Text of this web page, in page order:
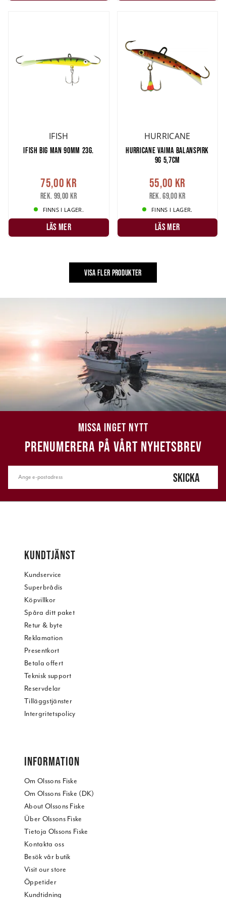
IFISH
IFISH BIG MAN 90MM 23G.
75,00 kr
Rek. 99,00 kr
FINNS I LAGER.
LÄS MER
HURRICANE
HURRICANE VAIMA BALANSPIRK
9G 5,7CM
55,00 kr
Rek. 69,00 kr
FINNS I LAGER.
LÄS MER
VISA FLER PRODUKTER
MISSA INGET NYTT
PRENUMERERA PÅ VÅRT NYHETSBREV
SKICKA
KUNDTJÄNST
Kundservice
Superbrådis
Köpvillkor
Spåra ditt paket
Retur & byte
Reklamation
Presentkort
Betala offert
Teknisk support
Reservdelar
Tilläggstjänster
Intergritetspolicy
INFORMATION
Om Olssons Fiske
Om Olssons Fiske (DK)
About Olssons Fiske
Über Olssons Fiske
Tietoja Olssons Fiske
Kontakta oss
Besök vår butik
Visit our store
Öppetider
Kundtidning